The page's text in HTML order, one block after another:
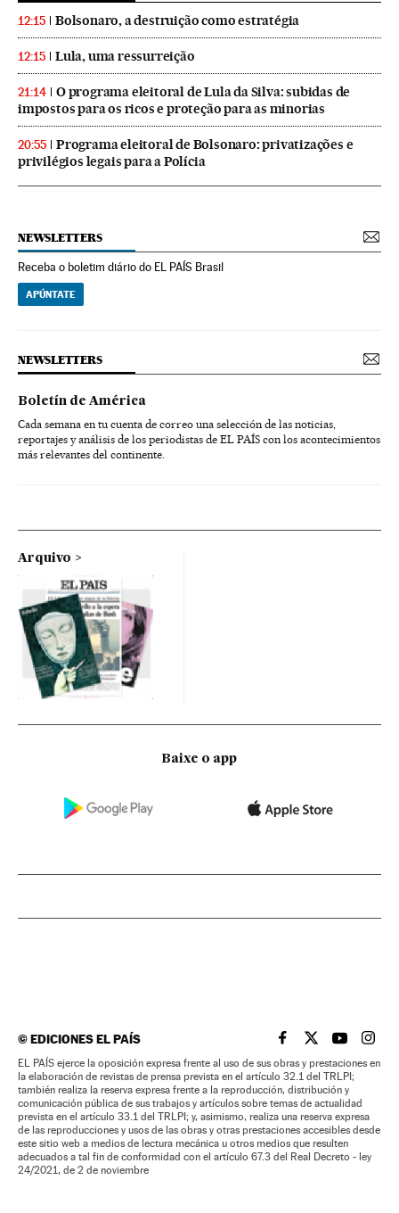
12:15 Bolsonaro, a destruição como estratégia
12:15 Lula, uma ressurreição
21:14
O programa eleitoral de Lula da Silva: subidas de
impostos para os ricos e proteção para as minorias
20:55
Programa eleitoral de Bolsonaro: privatizações e
privilégios legais para a Polícia
NEWSLETTERS
Receba o boletim diário do EL PAÍS Brasil
APÚNTATE
NEWSLETTERS
Boletín de América
Cada semana en tu cuenta de correo una selección de las noticias,
reportajes y análisis de los periodistas de EL PAÍS con los acontecimientos
más relevantes del continente.
Arquivo
Baixe o app
©EDICIONES EL PAÍS EL PAÍS BRASIL EN
EL PAÍSEL PAÍS
EL
EL PAÍS ejerce la oposición expresa frente al uso de sus obras y prestaciones en
la elaboración de revistas de prensa prevista en el artículo 32.1 del TRLPI;
también realiza la reserva expresa frente a la reproducción, distribución y
comunicación pública de sus trabajos y artículos sobre temas de actualidad
prevista en el artículo 33.1 del TRLPI; y, asimismo, realiza una reserva expresa
de las reproducciones y usos de las obras y otras prestaciones accesibles desde
este sitio web a medios de lectura mecánica u otros medios que resulten
adecuados a tal fin de conformidad con el artículo 67.3 del Real Decreto - ley
24/2021, de 2 de noviembre